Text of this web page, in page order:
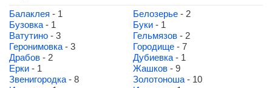
Балаклея - 1 Белозерье - 2
Бузовка - 1 Буки - 1
Ватутино - 3 Гельмязов - 2
Геронимовка - 3 Городище - 7
Драбов - 2 Дубиевка - 1
Ерки - 1 Жашков - 9
Звенигородка - 8 Золотоноша - 10